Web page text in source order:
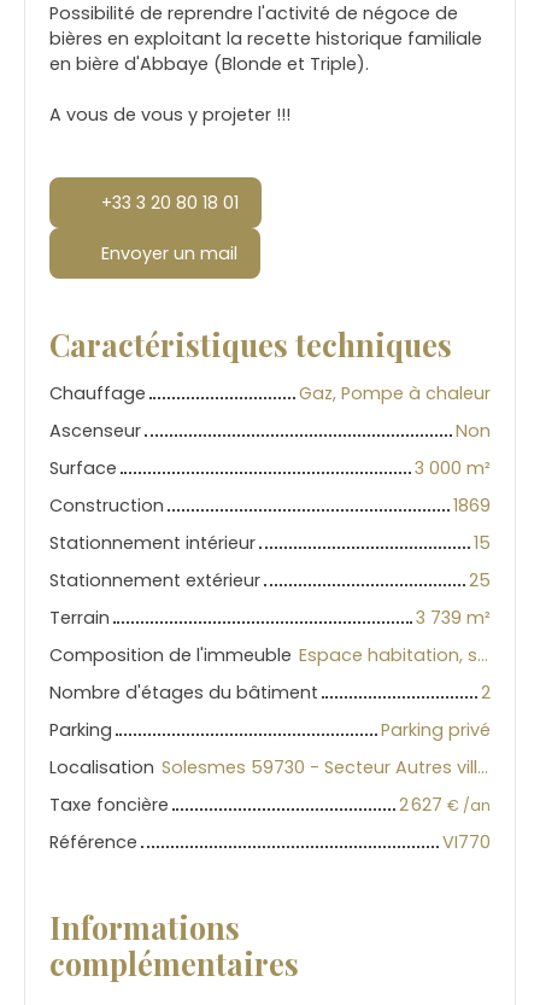
Possibilité de reprendre l'activité de négoce de
bières en exploitant la recette historique familiale
en bière d'Abbaye (Blonde et Triple).
A vous de vous y projeter !!!
+33 3 20 80 18 01
Envoyer un mail
Caractéristiques techniques
Chauffage
Gaz, Pompe à chaleur
Ascenseur
Non
Surface
3 000 m²
Construction
1869
Stationnement intérieur
15
Stationnement extérieur
25
Terrain
3 739 m²
Composition de l'immeuble
Espace habitation, stockage, bureaux gros potentiel général....
Nombre d'étages du bâtiment
2
Parking
Parking privé
Localisation
Solesmes 59730 - Secteur Autres villes du Nord
Taxe foncière
2 627 € /an
Référence VI770
Informations
complémentaires